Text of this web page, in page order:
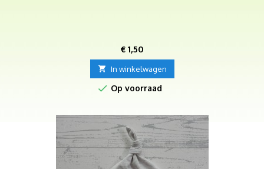
Prijs
€ 1,50
 In winkelwagen
 Op voorraad